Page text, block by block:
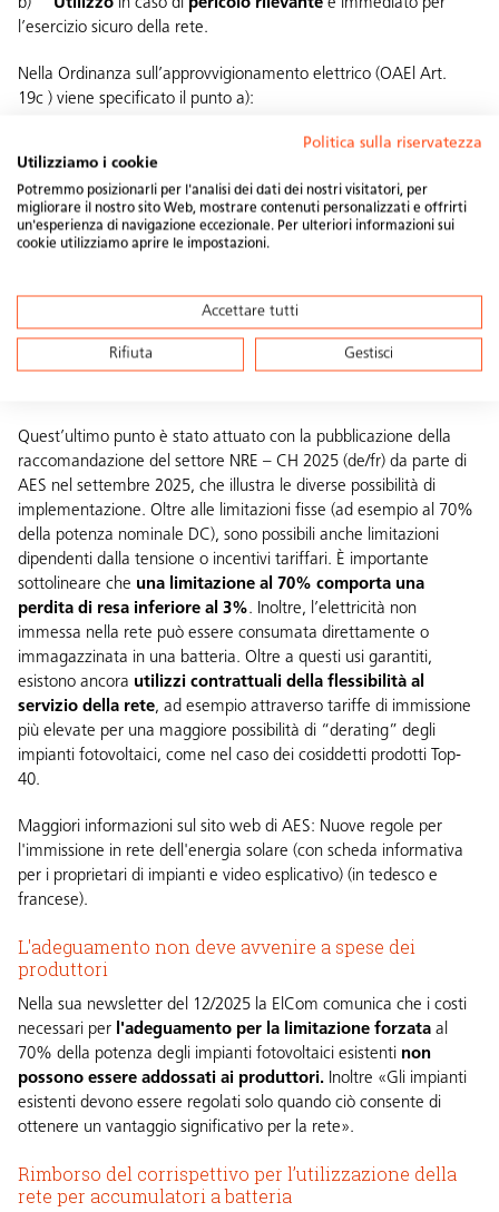
b) Utilizzo in caso di pericolo rilevante e immediato per
l’esercizio sicuro della rete.
Nella Ordinanza sull’approvvigionamento elettrico (OAEl Art.
19c ) viene specificato il punto a):
non viene rimunerato.
Il GRD può limitare
annualmentenel punto di allacciamento alla rete.
Per gli utilizzi garantiti della flessibilità, il GRD può
impiegareun sistema di controllo e di regolazione
interessato.
Con la partecipazione degli attori interessati, i gestori di rete
stabiliscono indirettivetrasparenti e non discriminatorie,
norme che disciplinano l’attuazione tecnica della gestione
Quest’ultimo punto è stato attuato con la pubblicazione della
raccomandazione del settore NRE – CH 2025 (de/fr) da parte di
AES nel settembre 2025, che illustra le diverse possibilità di
implementazione. Oltre alle limitazioni fisse (ad esempio al 70%
della potenza nominale DC), sono possibili anche limitazioni
dipendenti dalla tensione o incentivi tariffari. È importante
sottolineare che una limitazione al 70% comporta una
perdita di resa inferiore al 3%. Inoltre, l’elettricità non
immessa nella rete può essere consumata direttamente o
immagazzinata in una batteria. Oltre a questi usi garantiti,
esistono ancora utilizzi contrattuali della flessibilità al
servizio della rete, ad esempio attraverso tariffe di immissione
più elevate per una maggiore possibilità di “derating” degli
impianti fotovoltaici, come nel caso dei cosiddetti prodotti Top-
40.
Maggiori informazioni sul sito web di AES: Nuove regole per
l'immissione in rete dell'energia solare (con scheda informativa
per i proprietari di impianti e video esplicativo) (in tedesco e
francese).
L'adeguamento non deve avvenire a spese dei
produttori
Nella sua newsletter del 12/2025 la ElCom comunica che i costi
necessari per l'adeguamento per la limitazione forzata al
70% della potenza degli impianti fotovoltaici esistenti non
possono essere addossati ai produttori. Inoltre «Gli impianti
esistenti devono essere regolati solo quando ciò consente di
ottenere un vantaggio significativo per la rete».
Rimborso del corrispettivo per l’utilizzazione della
rete per accumulatori a batteria
Politica sulla riservatezza
Utilizziamo i cookie
Potremmo posizionarli per l'analisi dei dati dei nostri visitatori, per
migliorare il nostro sito Web, mostrare contenuti personalizzati e offrirti
un'esperienza di navigazione eccezionale. Per ulteriori informazioni sui
cookie utilizziamo aprire le impostazioni.
Accettare tutti
Rifiuta Gestisci